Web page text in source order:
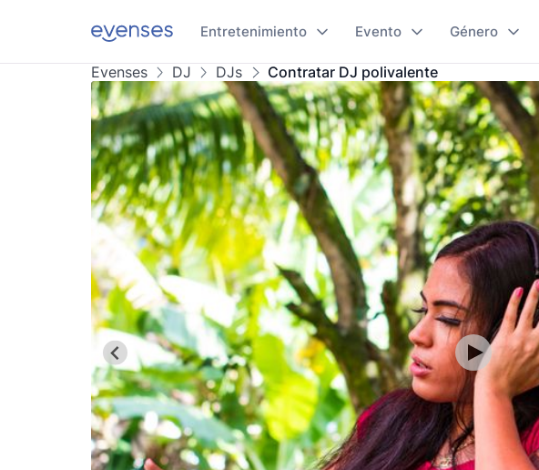
Entretenimiento Evento Género
Evenses DJ DJs Contratar DJ polivalente